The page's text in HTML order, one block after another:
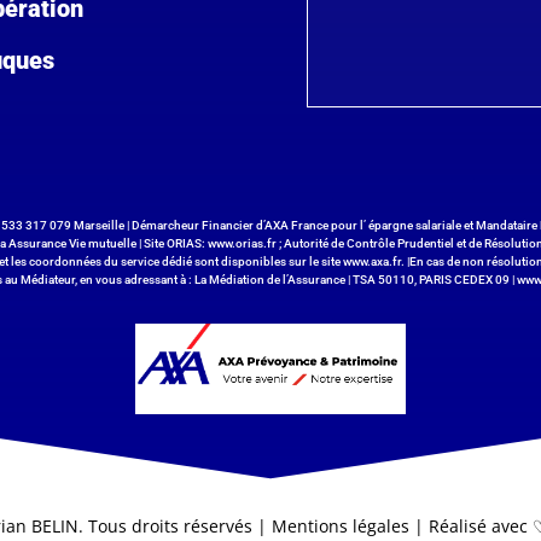
317 079 Marseille | Démarcheur Financier d’AXA France pour l’ épargne salariale et
Assurance Vie mutuelle | Site ORIAS: www.orias.fr; Autorité de Contrôle Prudentiel et de
les coordonnées du service dédié sont disponibles sur le sitewww.axa.fr. |En cas de non
Médiateur, en vous adressant à : La Médiation de l’Assurance | TSA 50110, PARIS CEDEX 09 |
BELIN. Tous droits réservés | Mentions légales | Réalisé